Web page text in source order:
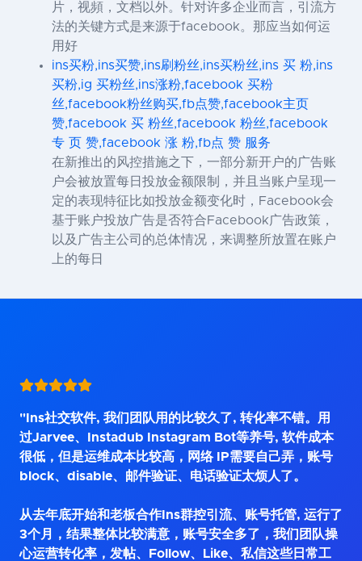
片，视頻，文档以外。针对许多企业而言，引流方
法的关键方式是来源于facebook。那应当如何运
用好
ins买粉,ins买赞,ins刷粉丝,ins买粉丝,ins 买 粉,ins
买粉,ig 买粉丝,ins涨粉,facebook 买粉
丝,facebook粉丝购买,fb点赞,facebook主页
赞,facebook 买 粉丝,facebook 粉丝,facebook
专 页 赞,facebook 涨 粉,fb点 赞 服务
在新推出的风控措施之下，一部分新开户的广告账
户会被放置每日投放金额限制，并且当账户呈现一
定的表现特征比如投放金额变化时，Facebook会
基于账户投放广告是否符合Facebook广告政策，
以及广告主公司的总体情况，来调整所放置在账户
上的每日
"Ins社交软件, 我们团队用的比较久了, 转化率不错。用
过Jarvee、Instadub Instagram Bot等养号, 软件成本
很低，但是运维成本比较高，网络 IP需要自己弄，账号
block、disable、邮件验证、电话验证太烦人了。
从去年底开始和老板合作Ins群控引流、账号托管, 运行了
3个月，结果整体比较满意，账号安全多了，我们团队操
心运营转化率，发帖、Follow、Like、私信这些日常工